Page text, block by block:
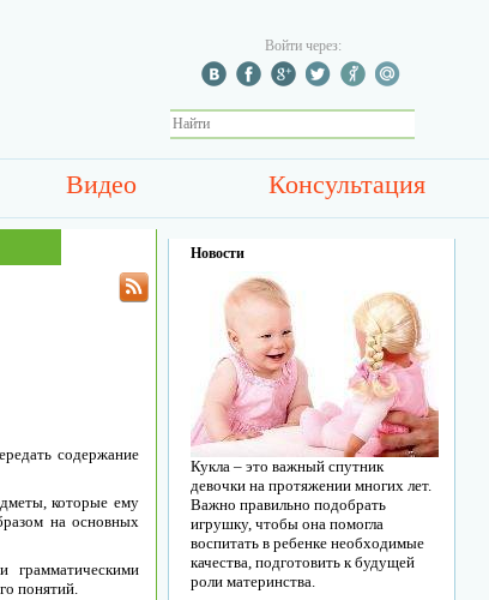
Войти через:
Видео Консультация
содержание
которые ему
на основных
грамматическими
понятий.
Новости
Кукла – это важный спутник
девочки на протяжении многих лет.
Важно правильно подобрать
игрушку, чтобы она помогла
воспитать в ребенке необходимые
качества, подготовить к будущей
роли материнства.